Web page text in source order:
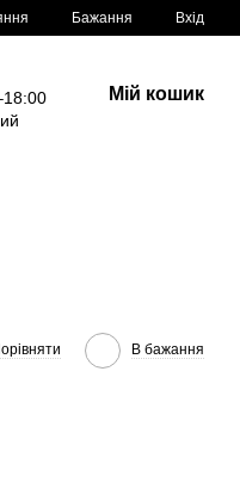
Бажання Вхід
Мій кошик
В бажання